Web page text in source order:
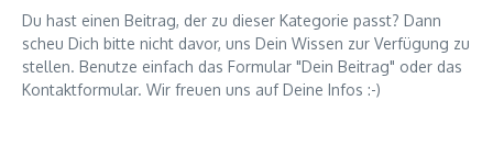
Du hast einen Beitrag, der zu dieser Kategorie passt? Dann
scheu Dich bitte nicht davor, uns Dein Wissen zur Verfügung zu
stellen. Benutze einfach das Formular "Dein Beitrag" oder das
Kontaktformular. Wir freuen uns auf Deine Infos :-)